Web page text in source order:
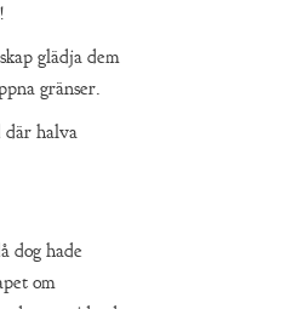
glädja dem
gränser.
där halva
dog hade
om